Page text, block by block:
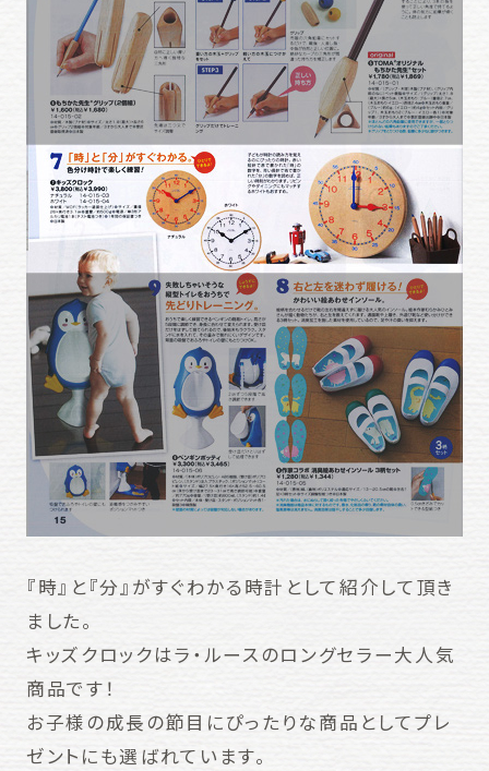
『時』と『分』がすぐわかる時計として紹介して頂き
ました。
キッズクロックはラ・ルースのロングセラー大人気
商品です！
お子様の成長の節目にぴったりな商品としてプレ
ゼントにも選ばれています。